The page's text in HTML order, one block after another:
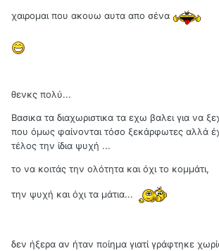
χαιρομαι που ακουω αυτα απο σένα
θενκς πολύ...
Βασικα τα διαχωριστικα τα εχω βαλει για να
που όμως φαίνονται τόσο ξεκάρφωτες αλλά
τέλος την ίδια ψυχή ...
το να κοιτάς την ολότητα και όχι το κομμάτι,
την ψυχή και όχι τα μάτια...
δεν ήξερα αν ήταν ποίημα γιατί γράφτηκε